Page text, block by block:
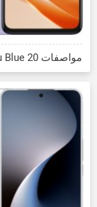
مواصفات Meizu Blue 20